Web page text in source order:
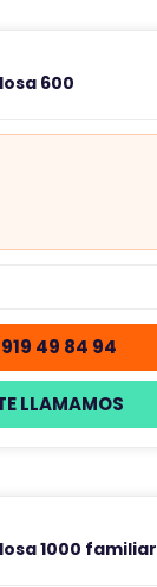
600
919 49 84 94
LLAMAMOS
1000 familiar